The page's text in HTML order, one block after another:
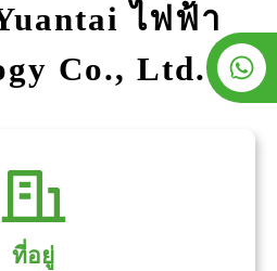
ไฟฟ้า
Co., Ltd.
ที่อยู่